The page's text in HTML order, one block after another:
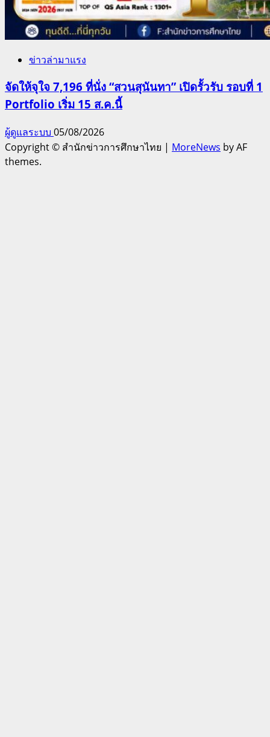
ข่าวล่ามาแรง
จัดให้จุใจ 7,196 ที่นั่ง “สวนสุนันทา” เปิดรั้วรับ รอบที่ 1
Portfolio เริ่ม 15 ส.ค.นี้
ผู้ดูแลระบบ 05/08/2026
Copyright © สำนักข่าวการศึกษาไทย | MoreNews by AF
themes.